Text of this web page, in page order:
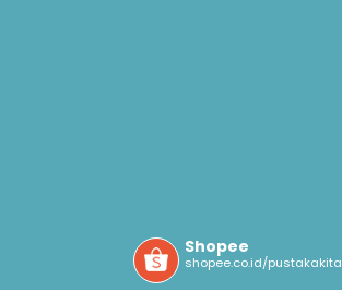
Shopee
shopee.co.id/pustakakita